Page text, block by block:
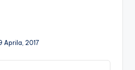
Aprila, 2017